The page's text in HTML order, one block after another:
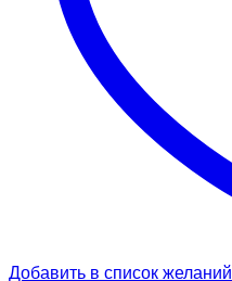
Добавить в список желаний